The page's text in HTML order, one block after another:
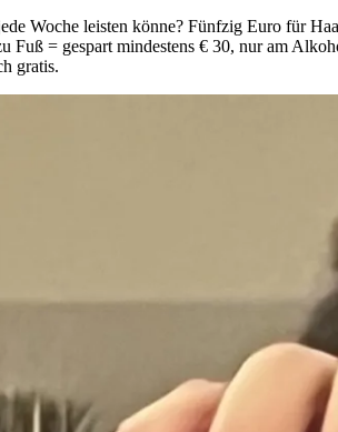
Woche leisten könne? Fünfzig Euro für
= gespart mindestens € 30, nur am
gratis.